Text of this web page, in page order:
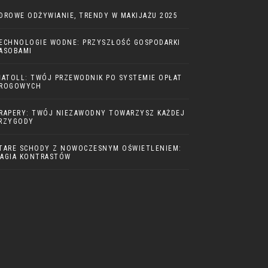
ODŻYWIANIE, TRENDY W MAKIJAŻU 2025
WODNE: PRZYSZŁOŚĆ GOSPODARKI
TWÓJ PRZEWODNIK PO SYSTEMIE OPŁAT
TWÓJ NIEZAWODNY TOWARZYSZ KAŻDEJ
SCHODY Z NOWOCZESNYM OŚWIETLENIEM:
KONTRASTÓW